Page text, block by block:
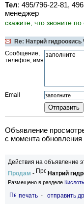
Тел: 495/796-22-81,
менеджер
скажите, что звоните
Re: Натрий
Сообщение,
телефон, имя
Email
Объявление
c момента обновления
Действия на объявление
Продам - Натрий
Размещено в разделе
печать - отправить